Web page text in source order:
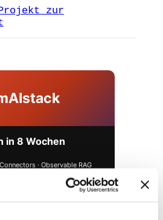
Projekt zur
in 8 Wochen
· Observable RAG